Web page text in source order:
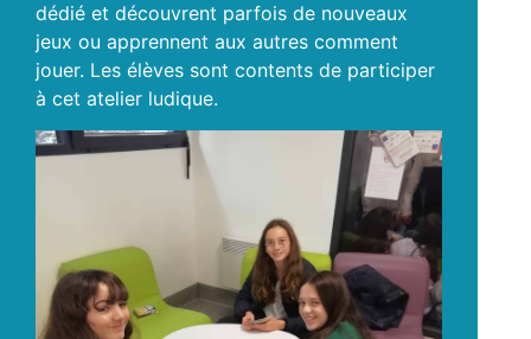
dédié et découvrent parfois de nouveaux
jeux ou apprennent aux autres comment
jouer. Les élèves sont contents de participer
à cet atelier ludique.